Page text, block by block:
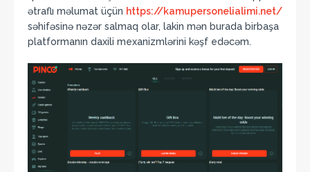
ətraflı məlumat üçün https://kamupersonelialimi.net/
səhifəsinə nəzər salmaq olar, lakin mən burada birbaşa
platformanın daxili mexanizmlərini kəşf edəcəm.